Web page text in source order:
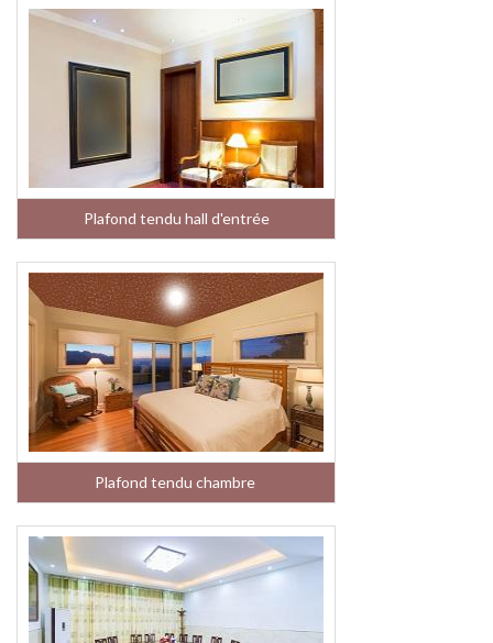
Plafond tendu hall d'entrée
Plafond tendu chambre